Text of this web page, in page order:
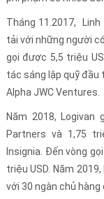
Tháng 11.2017,
tải với những người
gọi được 5,5 triệu
tác sáng lập quỹ đầu
Alpha JWC Ventures.
Năm 2018, Logivan
Partners và 1,75
Insignia. Đến vòng
triệu USD. Năm
với 30 ngàn chủ hàng